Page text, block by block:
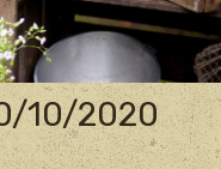
10/2020